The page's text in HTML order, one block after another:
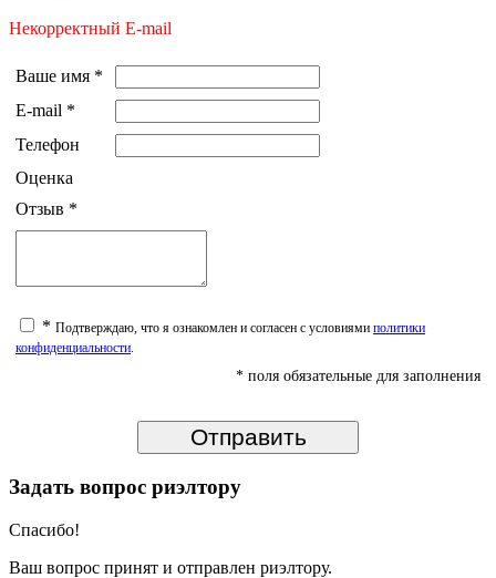
Некорректный E-mail
Ваше имя *
E-mail *
Телефон
Оценка
Отзыв *
* Подтверждаю, что я ознакомлен и согласен с условиями политики
конфиденциальности.
* поля обязательные для заполнения
Задать вопрос риэлтору
Спасибо!
Ваш вопрос принят и отправлен риэлтору.